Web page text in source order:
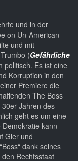
und in der
on Un-American
und mit
(Gefährliche
politisch. Es ist eine
Korruption in den
Premiere die
The Boss
Jahren des
geht es um eine
kann
Gier und
dank seines
Rechtsstaat